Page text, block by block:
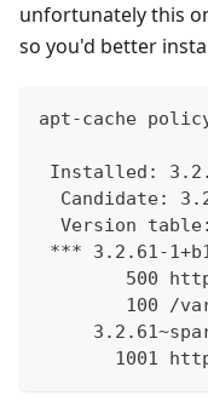
unfortunately this
so you'd better
apt-cache
Installed:
Candidate:
  Version table:
*** 3.2.61-
500
100 /
1001